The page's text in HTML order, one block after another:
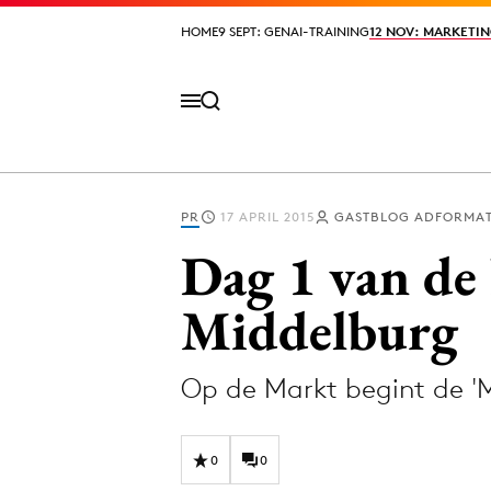
HOME9 SEPT: GENAI-TRAINING12 NOV:
HOME9 SEPT: GENAI-TRAINING12 NOV:
Design
PR 17 APRIL 2015 GASTBLOG
Dag 1 van
Middelburg
Op de Markt begint de
0 0